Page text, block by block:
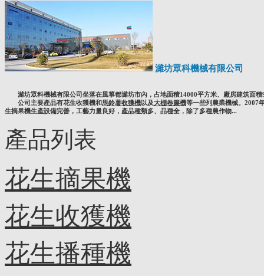
濰坊眾科機械有限公司
濰坊眾科機械有限公司坐落在風箏都濰坊市內，占地面積14000平方米、廠房建筑面積
公司主要產品有花生收獲機和馬鈴薯收獲機以及大棚卷簾機等一些列農業機械。2007
生摘果機生產設備完善，工藝力量良好，產品種類多、品種全，除了多種農作物...
產品列表
花生摘果機
花生收獲機
花生播種機